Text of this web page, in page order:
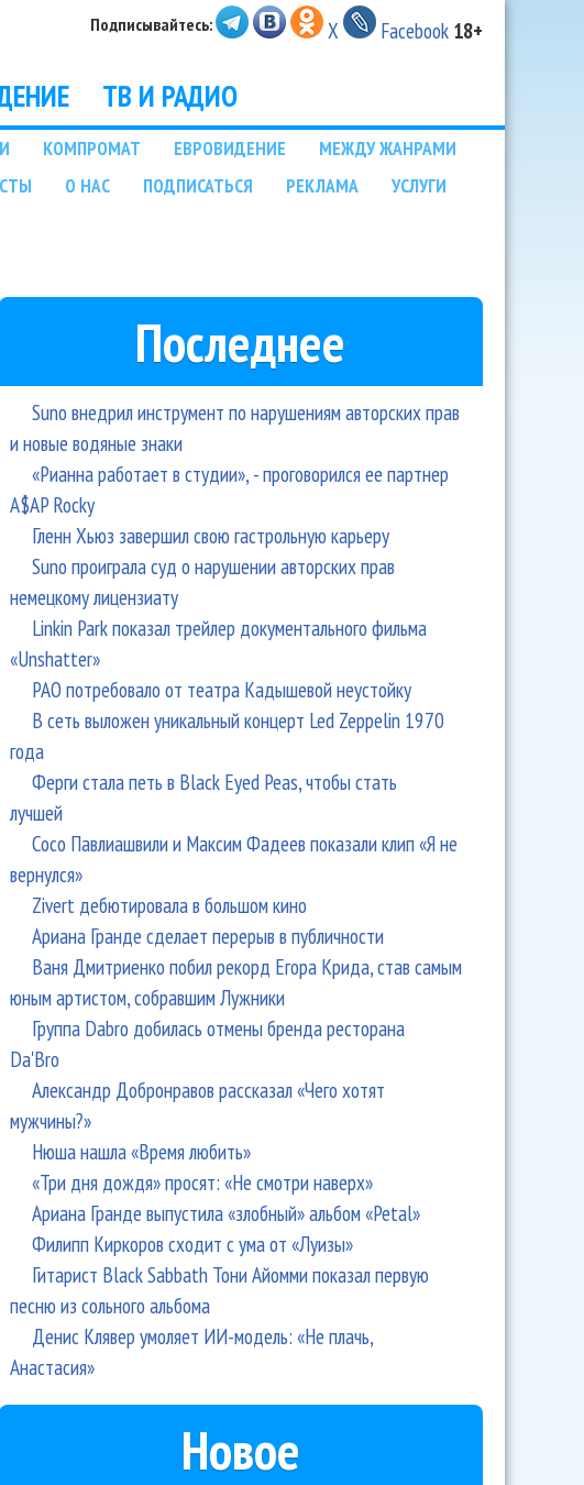
Подписывайтесь: X Facebook 18+
ТВ И РАДИО
КОМПРОМАТ ЕВРОВИДЕНИЕ
МЕЖДУ ЖАНРАМИ
О НАС ПОДПИСАТЬСЯ РЕКЛАМА
УСЛУГИ
концерт «Усадьба. Джаз» пройдет в «Крокусе»
Милович – «Материализация»
шоу Максима Пиганова приглашает на вечер джаза
Последнее
Suno внедрил инструмент по нарушениям авторских прав
и новые водяные знаки
«Рианна работает в студии», - проговорился ее партнер
A$AP Rocky
Гленн Хьюз завершил свою гастрольную карьеру
Suno проиграла суд о нарушении авторских прав
немецкому лицензиату
Linkin Park показал трейлер документального фильма
«Unshatter»
РАО потребовало от театра Кадышевой неустойку
В сеть выложен уникальный концерт Led Zeppelin 1970
года
Ферги стала петь в Black Eyed Peas, чтобы стать
лучшей
Сосо Павлиашвили и Максим Фадеев показали клип «Я не
вернулся»
Zivert дебютировала в большом кино
Ариана Гранде сделает перерыв в публичности
Ваня Дмитриенко побил рекорд Егора Крида, став самым
юным артистом, собравшим Лужники
Группа Dabro добилась отмены бренда ресторана
Da'Bro
Александр Добронравов рассказал «Чего хотят
мужчины?»
Нюша нашла «Время любить»
«Три дня дождя» просят: «Не смотри наверх»
Ариана Гранде выпустила «злобный» альбом «Petal»
Филипп Киркоров сходит с ума от «Луизы»
Гитарист Black Sabbath Тони Айомми показал первую
песню из сольного альбома
Денис Клявер умоляет ИИ-модель: «Не плачь,
Анастасия»
Новое